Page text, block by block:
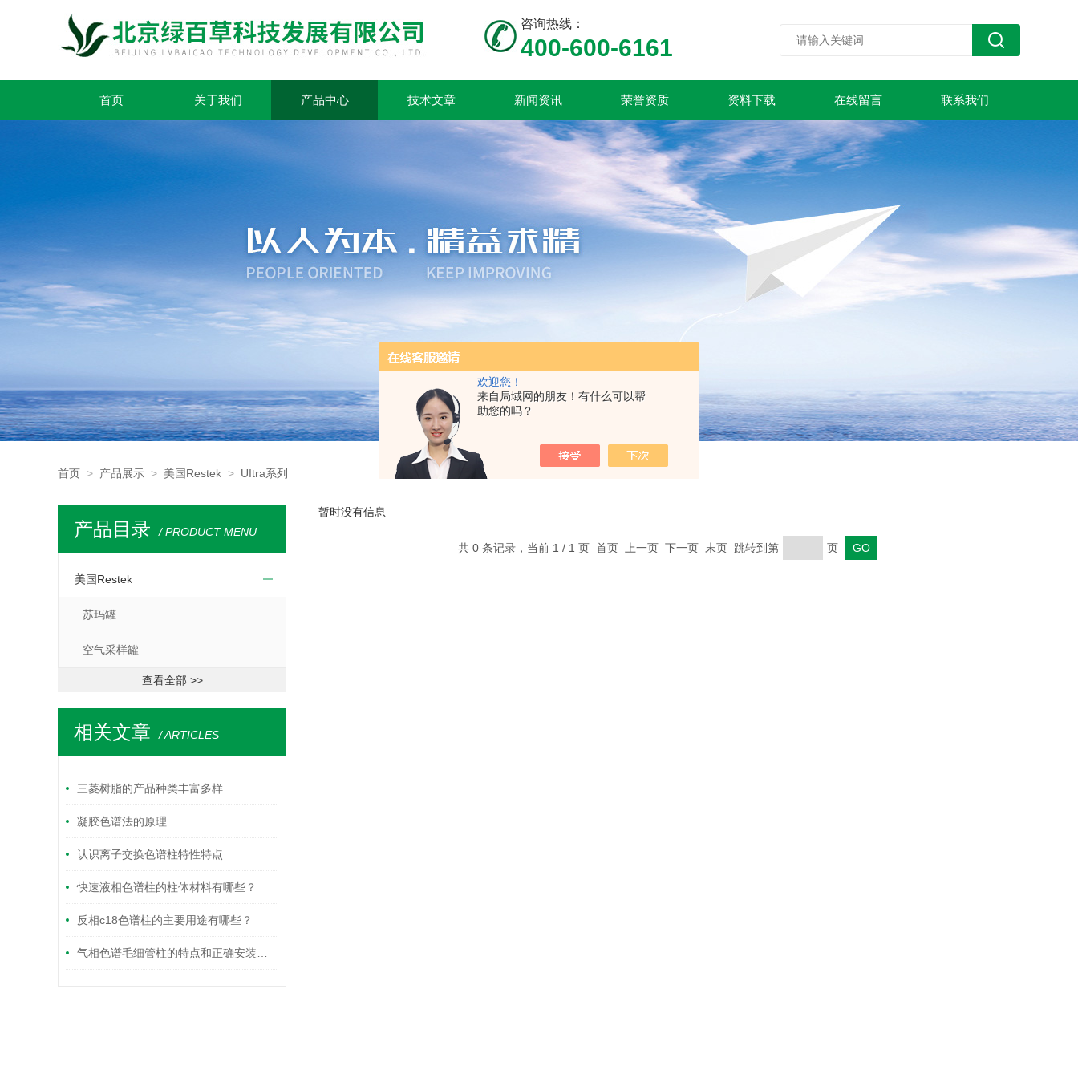
欢迎您！
来自局域网的朋友！有什么可以帮
助您的吗？
咨询热线：
400-600-6161
首页 关于我们 产品中心 技术文章 新闻资讯 荣誉资质 资料下载 在线留言 联系我们
首页 > 产品展示 > 美国Restek > UItra系列
产品目录 / PRODUCT MENU
美国Restek
苏玛罐
空气采样罐
查看全部 >>
相关文章 / ARTICLES
三菱树脂的产品种类丰富多样
凝胶色谱法的原理
认识离子交换色谱柱特性特点
快速液相色谱柱的柱体材料有哪些？
反相c18色谱柱的主要用途有哪些？
气相色谱毛细管柱的特点和正确安装步骤
暂时没有信息
共 0 条记录，当前 1 / 1 页 首页 上一页 下一页 末页 跳转到第 页